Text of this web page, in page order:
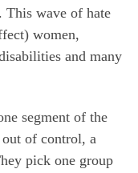
This wave of hate
women,
and many
segment of the
out of control, a
pick one group